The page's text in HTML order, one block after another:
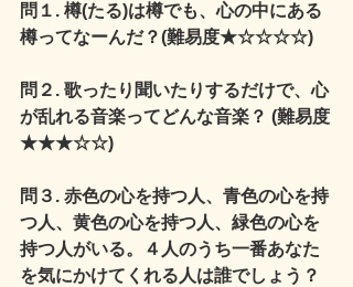
問１. 樽(たる)は樽でも、心の中にある
樽ってなーんだ？(難易度★☆☆☆☆)
問２. 歌ったり聞いたりするだけで、心
が乱れる音楽ってどんな音楽？ (難易度
★★★☆☆)
問３. 赤色の心を持つ人、青色の心を持
つ人、黄色の心を持つ人、緑色の心を
持つ人がいる。４人のうち一番あなた
を気にかけてくれる人は誰でしょう？